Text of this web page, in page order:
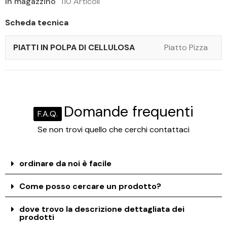
Scheda tecnica
PIATTI IN POLPA DI CELLULOSA Piatto Pizza
F.A.Q. Domande frequenti
Se non trovi quello che cerchi contattaci
ordinare da noi è facile
Come posso cercare un prodotto?
dove trovo la descrizione dettagliata dei
prodotti